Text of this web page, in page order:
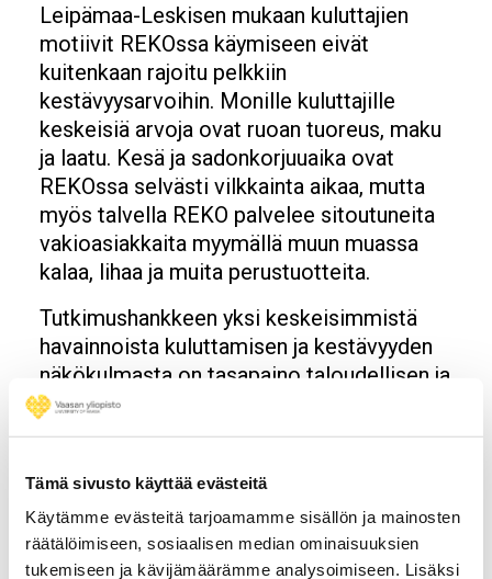
Tämä sivusto käyttää evästeitä
Käytämme evästeitä tarjoamamme sisällön ja mainosten
räätälöimiseen, sosiaalisen median ominaisuuksien
tukemiseen ja kävijämäärämme analysoimiseen. Lisäksi
Leipämaa-Leskisen mukaan kuluttajien
motiivit REKOssa käymiseen eivät
kuitenkaan rajoitu pelkkiin
kestävyysarvoihin. Monille kuluttajille
keskeisiä arvoja ovat ruoan tuoreus, maku
ja laatu. Kesä ja sadonkorjuuaika ovat
REKOssa selvästi vilkkainta aikaa, mutta
myös talvella REKO palvelee sitoutuneita
vakioasiakkaita myymällä muun muassa
kalaa, lihaa ja muita perustuotteita.
Tutkimushankkeen yksi keskeisimmistä
havainnoista kuluttamisen ja kestävyyden
näkökulmasta on tasapaino taloudellisen ja
ympäristöllisen kestävyyden välillä.
kestävää, jos tuottajat eivät pysty elämään
työllään. REKO ei haasta valtavirran
ruokajärjestelmää, mutta se tarjoaa
vaihtoehdon ja tukee alueellista